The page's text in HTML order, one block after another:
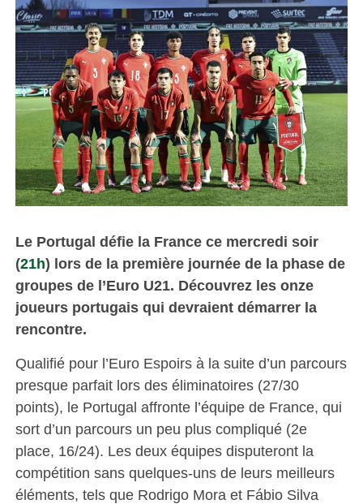
Le Portugal défie la France ce mercredi soir
(21h) lors de la première journée de la phase de
groupes de l’Euro U21. Découvrez les onze
joueurs portugais qui devraient démarrer la
rencontre.
Qualifié pour l’Euro Espoirs à la suite d’un parcours
presque parfait lors des éliminatoires (27/30
points), le Portugal affronte l’équipe de France, qui
sort d’un parcours un peu plus compliqué (2e
place, 16/24). Les deux équipes disputeront la
compétition sans quelques-uns de leurs meilleurs
éléments, tels que Rodrigo Mora et Fábio Silva